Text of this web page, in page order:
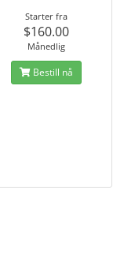
Starter fra
$160.00
Månedlig
Bestill nå